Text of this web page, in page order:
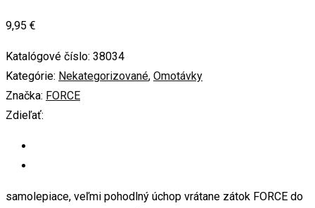
9,95 €
Katalógové číslo: 38034
Kategórie: Nekategorizované, Omotávky
Značka: FORCE
Zdieľať:
samolepiace, veľmi pohodlný úchop vrátane zátok FORCE do